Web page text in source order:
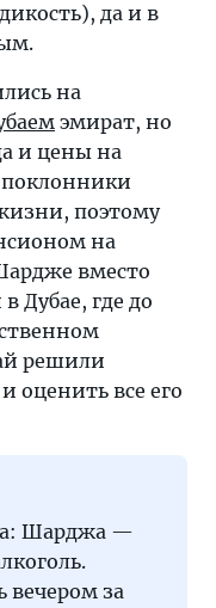
да и в
на
эмират, но
и цены на
поэтому
на
вместо
Дубае, где до
решили
оценить все его
Шарджа —
вечером за